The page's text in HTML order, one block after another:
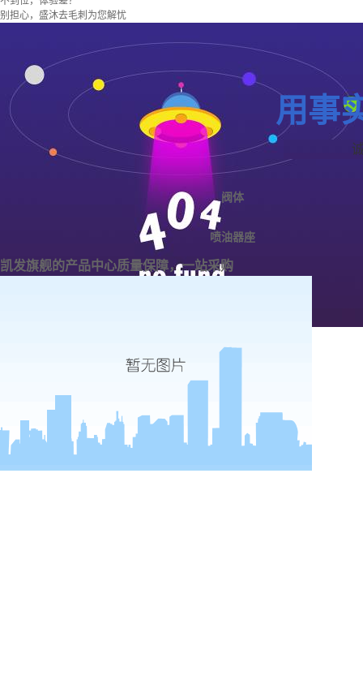
别担心，盛沐去毛刺为您解忧
用事
阀体
喷油器座
凯发旗舰的产品中心质量保障，一站采购